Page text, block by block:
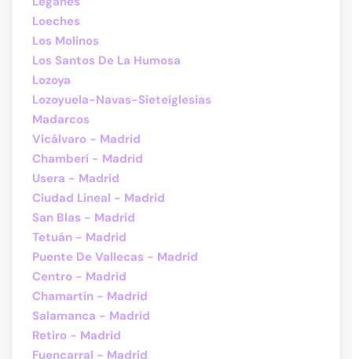
Loeches
Los Molinos
Los Santos De La Humosa
Lozoya
Lozoyuela-Navas-Sieteiglesias
Madarcos
Vicálvaro - Madrid
Chamberí - Madrid
Usera - Madrid
Ciudad Lineal - Madrid
San Blas - Madrid
Tetuán - Madrid
Puente De Vallecas - Madrid
Centro - Madrid
Chamartín - Madrid
Salamanca - Madrid
Retiro - Madrid
Fuencarral - Madrid